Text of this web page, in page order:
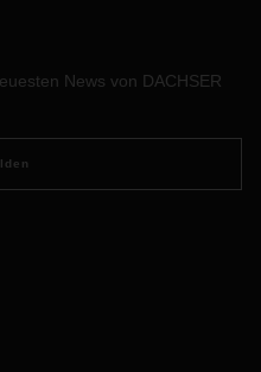
News von DACHSER